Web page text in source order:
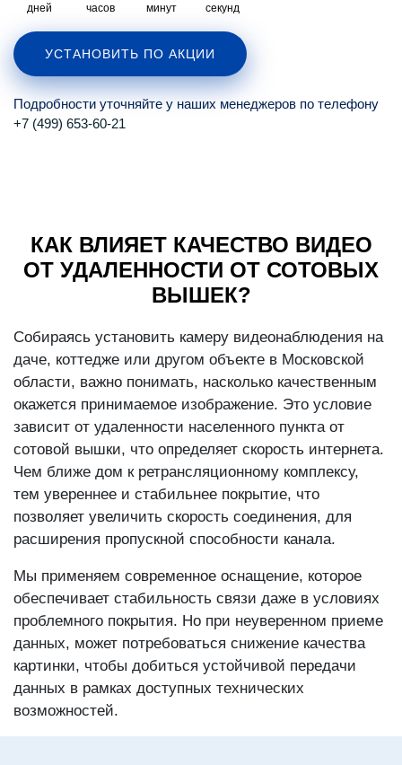
дней часов минут секунд
УСТАНОВИТЬ ПО АКЦИИ
Подробности уточняйте у наших менеджеров по телефону
+7 (499) 653-60-21
КАК ВЛИЯЕТ КАЧЕСТВО ВИДЕО
ОТ УДАЛЕННОСТИ ОТ СОТОВЫХ
ВЫШЕК?
Собираясь установить камеру видеонаблюдения на
даче, коттедже или другом объекте в Московской
области, важно понимать, насколько качественным
окажется принимаемое изображение. Это условие
зависит от удаленности населенного пункта от
сотовой вышки, что определяет скорость интернета.
Чем ближе дом к ретрансляционному комплексу,
тем увереннее и стабильнее покрытие, что
позволяет увеличить скорость соединения, для
расширения пропускной способности канала.
Мы применяем современное оснащение, которое
обеспечивает стабильность связи даже в условиях
проблемного покрытия. Но при неуверенном приеме
данных, может потребоваться снижение качества
картинки, чтобы добиться устойчивой передачи
данных в рамках доступных технических
возможностей.